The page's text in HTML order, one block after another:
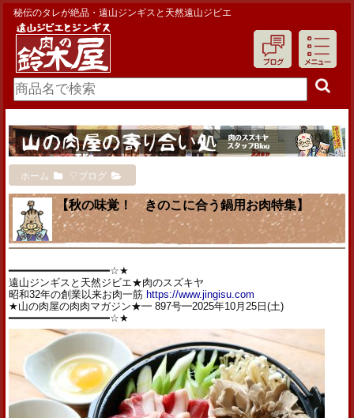
秘伝のタレが絶品・遠山ジンギスと天然遠山ジビエ
ホーム ▽ブログ
【秋の味覚！ きのこに合う鍋用お肉特集】
━━━━━━━━━━━━━━━━☆★
遠山ジンギスと天然ジビエ★肉のスズキヤ
昭和32年の創業以来お肉一筋https://www.jingisu.com
★山の肉屋の肉肉マガジン★━ 897号━2025年10月25日(土)
━━━━━━━━━━━━━━━━☆★